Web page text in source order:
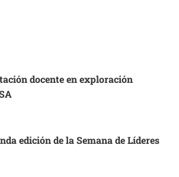
docente en exploración
edición de la Semana de Líderes